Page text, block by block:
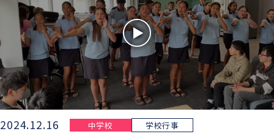
2024.12.16 中学校 学校行事